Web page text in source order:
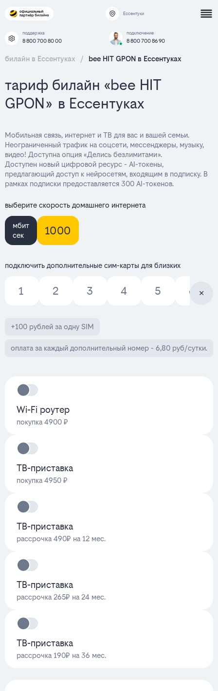
Ессентуки
поддержка
8 800 700 80 00
подключение
8 800 700 86 90
билайн в Ессентуках / bee HIT GPON в Ессентуках
тариф билайн «bee HIT
GPON» в Ессентуках
Мобильная связь, интернет и ТВ для вас и вашей семьи.
Неограниченный трафик на соцсети, мессенджеры, музыку,
видео! Доступна опция «Делись безлимитами».
Доступен новый цифровой ресурс - AI-токены,
предлагающий доступ к нейросетям, входящим в подписку. В
рамках подписки предоставляется 300 AI-токенов.
выберите скорость домашнего интернета
мбит
сек
1000
подключить дополнительные сим-карты для близких
1 2 3 4 5 6
+100 рублей за одну SIM
оплата за каждый дополнительный номер - 6,80 руб/сутки.
Wi-Fi роутер
покупка 4900 ₽
ТВ-приставка
покупка 4950 ₽
ТВ-приставка
рассрочка 490₽ на 12 мес.
ТВ-приставка
рассрочка 265₽ на 24 мес.
ТВ-приставка
рассрочка 190₽ на 36 мес.